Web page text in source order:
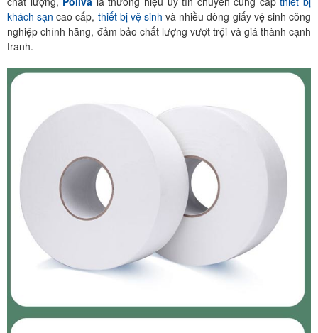
khách sạn cao cấp, thiết bị vệ sinh và nhiều dòng giấy vệ sinh công
nghiệp chính hãng, đảm bảo chất lượng vượt trội và giá thành cạnh
tranh.